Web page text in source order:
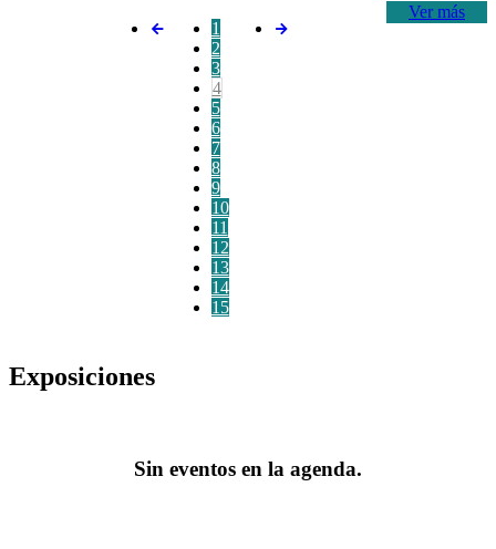
Ver más
1
2
3
4
5
6
7
8
9
10
11
12
13
14
15
Exposiciones
Sin eventos en la agenda.